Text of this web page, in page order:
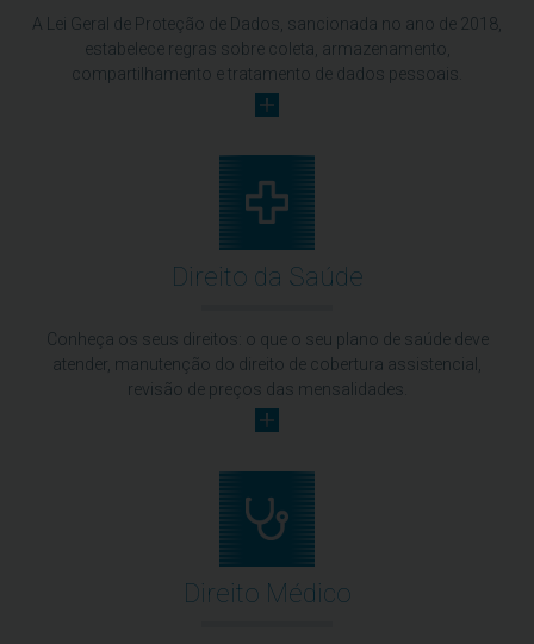
A Lei Geral de Proteção de Dados, sancionada no ano de 2018,
estabelece regras sobre coleta, armazenamento,
compartilhamento e tratamento de dados pessoais.
Direito da Saúde
Conheça os seus direitos: o que o seu plano de saúde deve
atender, manutenção do direito de cobertura assistencial,
revisão de preços das mensalidades.
Direito Médico